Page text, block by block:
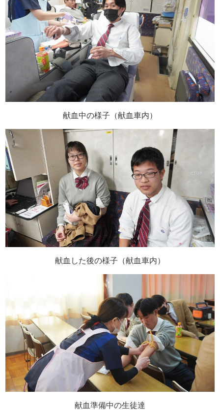
献血中の様子（献血車内）
献血した後の様子（献血車内）
献血準備中の生徒達